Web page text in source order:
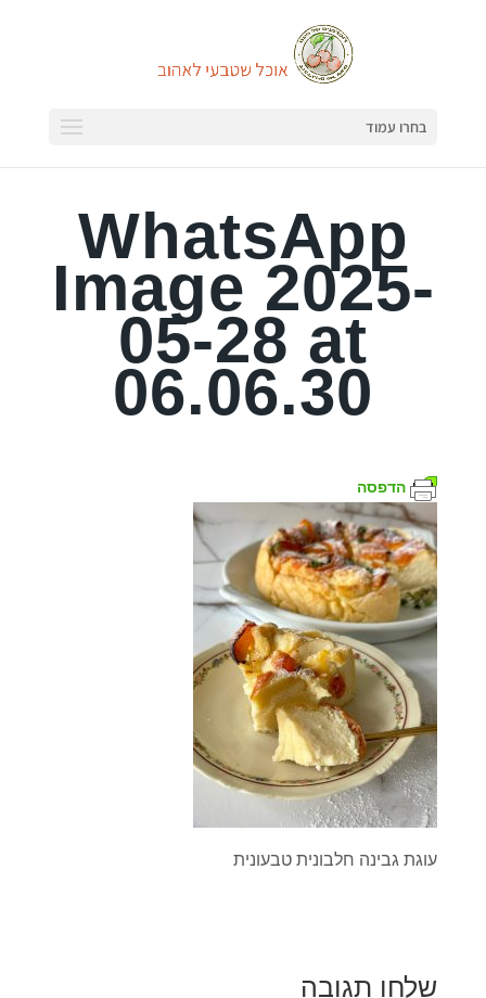
בחרו עמוד
WhatsApp
Image 2025-
05-28 at
06.06.30
הדפסה
עוגת גבינה חלבונית טבעונית
שלחו תגובה